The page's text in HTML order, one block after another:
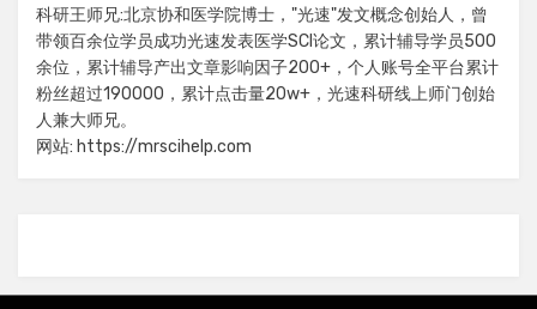
科研王师兄:北京协和医学院博士，"光速"发文概念创始人，曾
带领百余位学员成功光速发表医学SCI论文，累计辅导学员500
余位，累计辅导产出文章影响因子200+，个人账号全平台累计
粉丝超过190000，累计点击量20w+，光速科研线上师门创始
人兼大师兄。
网站: https://mrscihelp.com